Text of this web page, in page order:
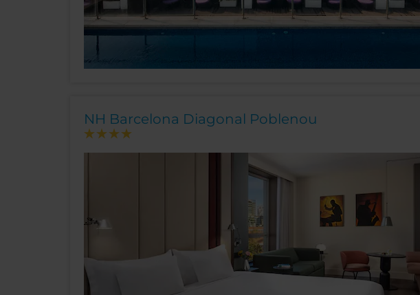
NH Barcelona Diagonal Poblenou